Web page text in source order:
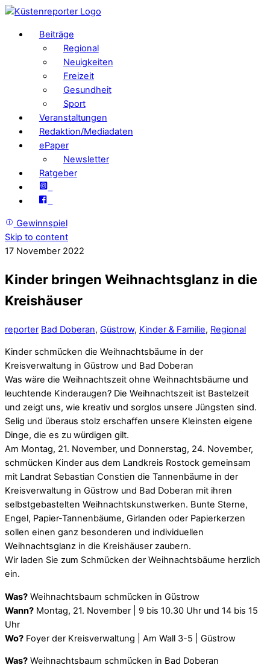
Beiträge
Regional
Neuigkeiten
Freizeit
Gesundheit
Sport
Veranstaltungen
Redaktion/Mediadaten
ePaper
Newsletter
Ratgeber
Gewinnspiel
Skip to content
17 November 2022
Kinder bringen Weihnachtsglanz in die
Kreishäuser
reporter Bad Doberan, Güstrow, Kinder & Familie, Regional
Kinder schmücken die Weihnachtsbäume in der
Kreisverwaltung in Güstrow und Bad Doberan
Was wäre die Weihnachtszeit ohne Weihnachtsbäume und
leuchtende Kinderaugen? Die Weihnachtszeit ist Bastelzeit
und zeigt uns, wie kreativ und sorglos unsere Jüngsten sind.
Selig und überaus stolz erschaffen unsere Kleinsten eigene
Dinge, die es zu würdigen gilt.
Am Montag, 21. November, und Donnerstag, 24. November,
schmücken Kinder aus dem Landkreis Rostock gemeinsam
mit Landrat Sebastian Constien die Tannenbäume in der
Kreisverwaltung in Güstrow und Bad Doberan mit ihren
selbstgebastelten Weihnachtskunstwerken. Bunte Sterne,
Engel, Papier-Tannenbäume, Girlanden oder Papierkerzen
sollen einen ganz besonderen und individuellen
Weihnachtsglanz in die Kreishäuser zaubern.
Wir laden Sie zum Schmücken der Weihnachtsbäume herzlich
ein.
Was? Weihnachtsbaum schmücken in Güstrow
Wann? Montag, 21. November | 9 bis 10.30 Uhr und 14 bis 15
Uhr
Wo? Foyer der Kreisverwaltung | Am Wall 3-5 | Güstrow
Was? Weihnachtsbaum schmücken in Bad Doberan